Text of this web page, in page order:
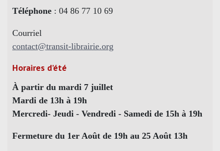
Téléphone : 04 86 77 10 69
Courriel
contact@transit-librairie.org
Horaires d’été
À partir du mardi 7 juillet
Mardi de 13h à 19h
Mercredi- Jeudi - Vendredi - Samedi de 15h à 19h
Fermeture du 1er Août de 19h au 25 Août 13h